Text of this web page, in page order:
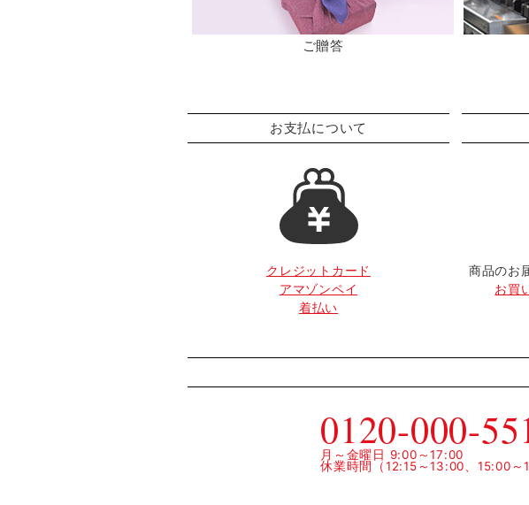
ご贈答
お支払について
クレジットカード
アマゾンペイ
着払い
商品のお
お買
0120-000-
月～金曜日 9:00～17:00
休業時間（12:15～13:00、15:00～